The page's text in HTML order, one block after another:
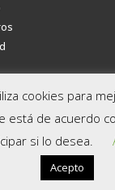
cookies para
está de acuerdo
si lo desea.
Acepto